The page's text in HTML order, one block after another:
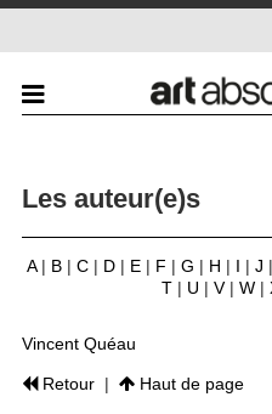
Les auteur(e)s
A | B | C | D | E | F | G | H | I | J |
T | U | V | W |
Vincent Quéau
Retour| Haut de page